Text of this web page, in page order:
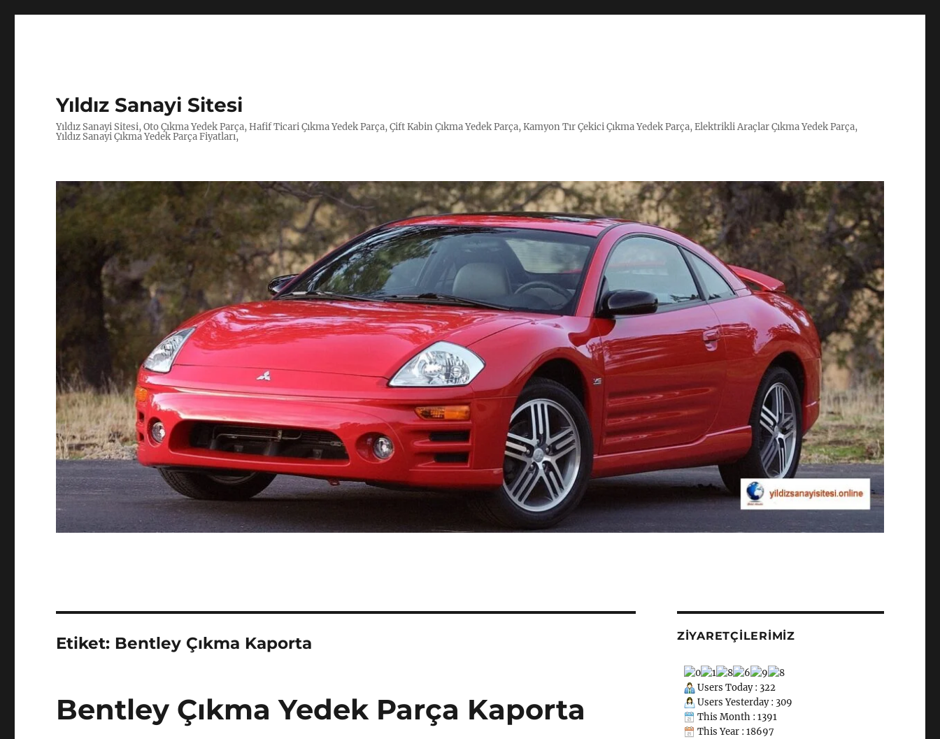
Yıldız Sanayi Sitesi
Yıldız Sanayi Sitesi, Oto Çıkma Yedek Parça, Hafif Ticari Çıkma Yedek Parça, Çift Kabin Çıkma Yedek Parça, Kamyon Tır Çekici Çıkma Yedek Parça, Elektrikli Araçlar Çıkma Yedek Parça,
Yıldız Sanayi Çıkma Yedek Parça Fiyatları,
Etiket: Bentley Çıkma Kaporta
Bentley Çıkma Yedek Parça Kaporta
ZIYARETÇILERIMIZ
Users Today : 322
Users Yesterday : 309
This Month : 1391
This Year : 18697